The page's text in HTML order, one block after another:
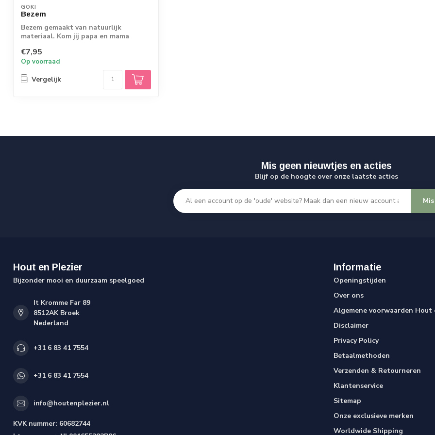
GOKI
Bezem
Bezem gemaakt van natuurlijk
materiaal. Kom jij papa en mama
€7,95
Op voorraad
Vergelijk
Mis geen nieuwtjes en acties
Blijf op de hoogte over onze laatste acties
Hout en Plezier
Bijzonder mooi en duurzaam speelgoed
It Kromme Far 89
8512AK Broek
Nederland
+31 6 83 41 7554
+31 6 83 41 7554
info@houtenplezier.nl
KVK nummer: 60682744
Informatie
Openingstijden
Over ons
Algemene voorwaarden Hout
Disclaimer
Privacy Policy
Betaalmethoden
Verzenden & Retourneren
Klantenservice
Sitemap
Onze exclusieve merken
Worldwide Shipping